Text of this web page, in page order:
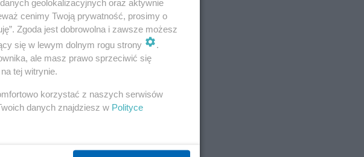
geolokalizacyjnych oraz aktywnie
cenimy Twoją prywatność, prosimy o
Zgoda jest dobrowolna i zawsze możesz
się w lewym dolnym rogu strony
ale masz prawo sprzeciwić się
tej witrynie.
korzystać z naszych serwisów
danych znajdziesz w Polityce